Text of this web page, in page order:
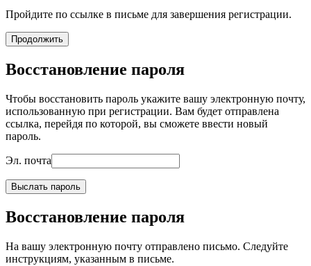
Пройдите по ссылке в письме для завершения регистрации.
Продолжить
Восстановление пароля
Чтобы восстановить пароль укажите вашу электронную почту,
использованную при регистрации. Вам будет отправлена
ссылка, перейдя по которой, вы сможете ввести новый
пароль.
Эл. почта
Выслать пароль
Восстановление пароля
На вашу электронную почту отправлено письмо. Следуйте
инструкциям, указанным в письме.